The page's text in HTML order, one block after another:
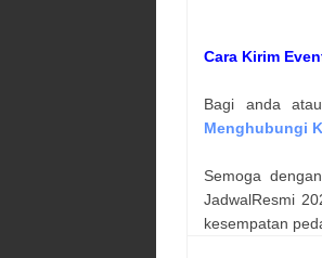
Cara Kirim
Bagi anda
Menghubungi
Semoga
JadwalResmi
kesempatan